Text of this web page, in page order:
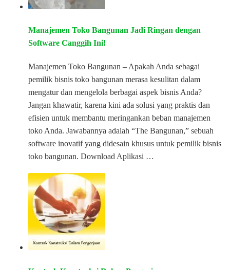
Manajemen Toko Bangunan Jadi Ringan dengan
Software Canggih Ini!
Manajemen Toko Bangunan – Apakah Anda sebagai
pemilik bisnis toko bangunan merasa kesulitan dalam
mengatur dan mengelola berbagai aspek bisnis Anda?
Jangan khawatir, karena kini ada solusi yang praktis dan
efisien untuk membantu meringankan beban manajemen
toko Anda. Jawabannya adalah “The Bangunan,” sebuah
software inovatif yang didesain khusus untuk pemilik bisnis
toko bangunan. Download Aplikasi …